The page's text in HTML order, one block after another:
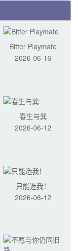
Bitter Playmate
2026-06-16
春生与巽
2026-06-12
只能选我！
2026-06-12